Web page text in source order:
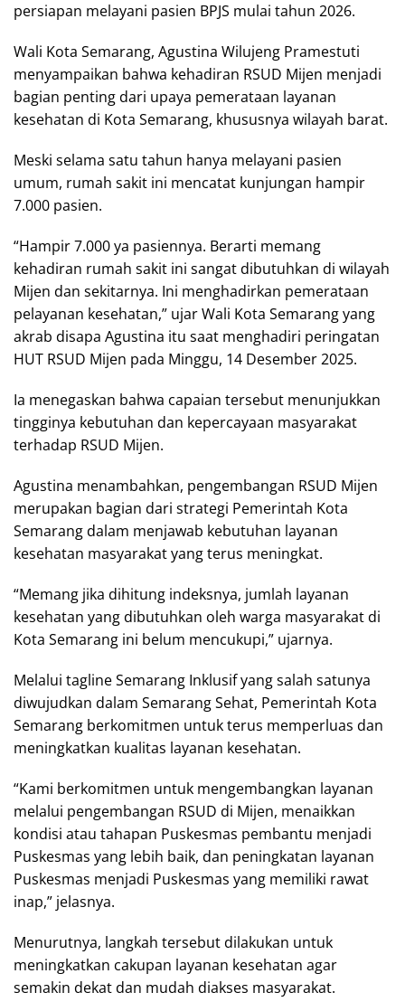
persiapan melayani pasien BPJS mulai tahun 2026.
Wali Kota Semarang, Agustina Wilujeng Pramestuti
menyampaikan bahwa kehadiran RSUD Mijen menjadi
bagian penting dari upaya pemerataan layanan
kesehatan di Kota Semarang, khususnya wilayah barat.
Meski selama satu tahun hanya melayani pasien
umum, rumah sakit ini mencatat kunjungan hampir
7.000 pasien.
“Hampir 7.000 ya pasiennya. Berarti memang
kehadiran rumah sakit ini sangat dibutuhkan di wilayah
Mijen dan sekitarnya. Ini menghadirkan pemerataan
pelayanan kesehatan,” ujar Wali Kota Semarang yang
akrab disapa Agustina itu saat menghadiri peringatan
HUT RSUD Mijen pada Minggu, 14 Desember 2025.
Ia menegaskan bahwa capaian tersebut menunjukkan
tingginya kebutuhan dan kepercayaan masyarakat
terhadap RSUD Mijen.
Agustina menambahkan, pengembangan RSUD Mijen
merupakan bagian dari strategi Pemerintah Kota
Semarang dalam menjawab kebutuhan layanan
kesehatan masyarakat yang terus meningkat.
“Memang jika dihitung indeksnya, jumlah layanan
kesehatan yang dibutuhkan oleh warga masyarakat di
Kota Semarang ini belum mencukupi,” ujarnya.
Melalui tagline Semarang Inklusif yang salah satunya
diwujudkan dalam Semarang Sehat, Pemerintah Kota
Semarang berkomitmen untuk terus memperluas dan
meningkatkan kualitas layanan kesehatan.
“Kami berkomitmen untuk mengembangkan layanan
melalui pengembangan RSUD di Mijen, menaikkan
kondisi atau tahapan Puskesmas pembantu menjadi
Puskesmas yang lebih baik, dan peningkatan layanan
Puskesmas menjadi Puskesmas yang memiliki rawat
inap,” jelasnya.
Menurutnya, langkah tersebut dilakukan untuk
meningkatkan cakupan layanan kesehatan agar
semakin dekat dan mudah diakses masyarakat.